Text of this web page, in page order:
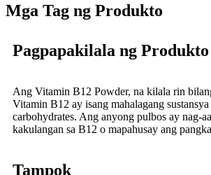
Mga Tag ng Produkto
Pagpapakilala ng Produkto
Ang Vitamin B12 Powder, na kilala rin
Vitamin B12 ay isang mahalagang
carbohydrates. Ang anyong pulbos ay nag-
kakulangan sa B12 o mapahusay ang
Tampok